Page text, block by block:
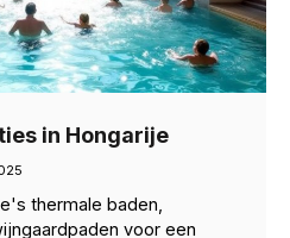
in Hongarije
thermale baden,
voor een